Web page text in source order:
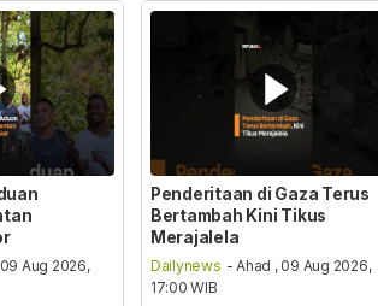
Aug 2026,
Penderitaan di Gaza Terus
Bertambah Kini Tikus
Merajalela
Dailynews - Ahad , 09 Aug 2026,
17:00 WIB